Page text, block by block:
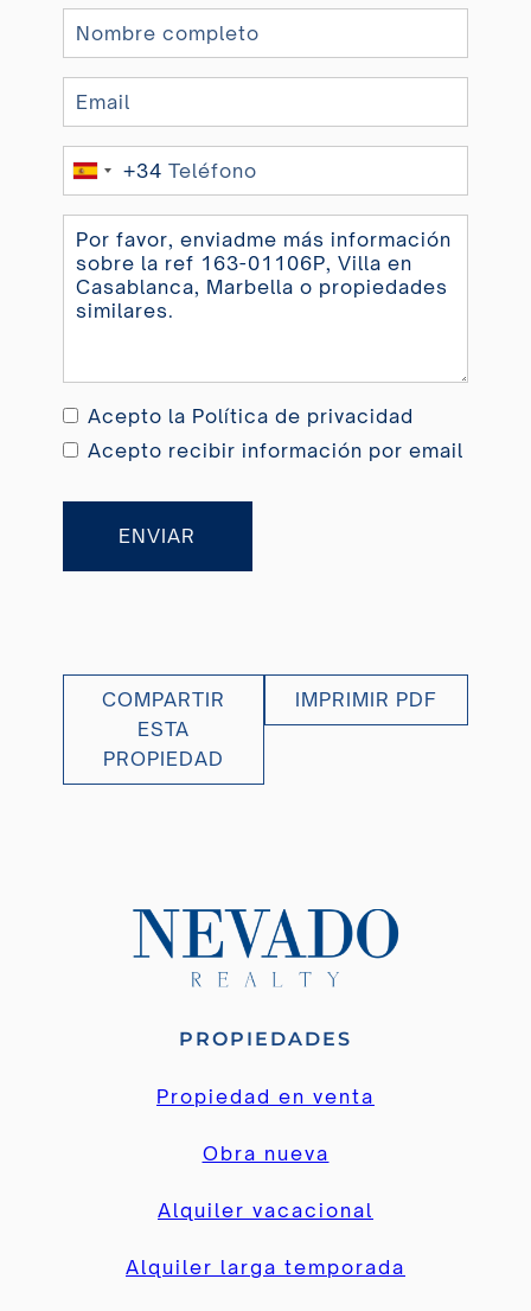
Spain+34
Acepto la Política de privacidad
Acepto recibir información por email
ENVIAR
COMPARTIR
ESTA
PROPIEDAD
IMPRIMIR PDF
PROPIEDADES
Propiedad en venta
Obra nueva
Alquiler vacacional
Alquiler larga temporada